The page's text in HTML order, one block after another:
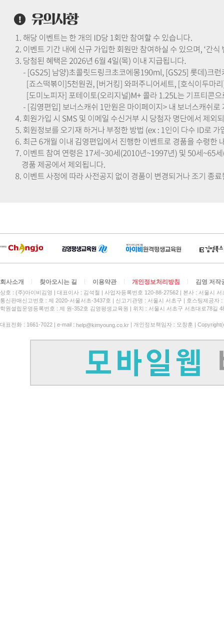
회사소개 찾아오시는 길 이용약관 개인정보처리방침 김영 저작
상호 : (주)아이비김영 대표이사 : 김석철 사업자등록번호 120-88-27562
본사 : 서울시
통신판매신고번호 : 제 2020-서울서초-3437호
신고기관명 : 서울시 서초구
호스팅제공자
학원설립운영등록번호 : 제 원-352호 김영평생교육원 | 위치 : 서울시 서초구 서초대로78길
대표전화 : 1661-7022 | e-mail : help@kimyoung.co.kr | 개인정보책임자 : 오창훈 |